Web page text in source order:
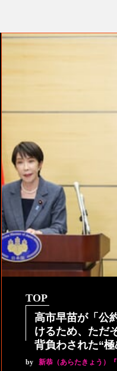
TOP
高市早苗が「公
けるため、ただ
背負わされた“
by 新恭（あらたきょう）